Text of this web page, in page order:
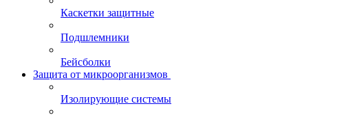
Каскетки защитные
Подшлемники
Бейсболки
Защита от микроорганизмов
Изолирующие системы